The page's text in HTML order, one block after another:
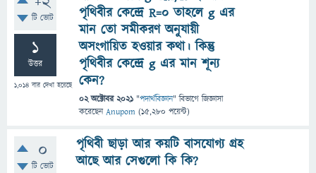
টি ভোট
1
উত্তর
1,014 বার দেখা হয়েছে
পৃথিবীর কেন্দ্রে R=0 তাহলে g এর
মান তো সমীকরণ অনুযায়ী
অসংগায়িত হওয়ার কথা। কিন্তু
পৃথিবীর কেন্দ্রে g এর মান শূন্য
কেন?
02 অক্টোবর 2021 "পদার্থবিজ্ঞান" বিভাগে জিজ্ঞাসা
করেছেনAnupom (15,280 পয়েন্ট)
0
টি ভোট
পৃথিবী ছাড়া আর কয়টি বাসযোগ্য গ্রহ
আছে আর সেগুলো কি কি?